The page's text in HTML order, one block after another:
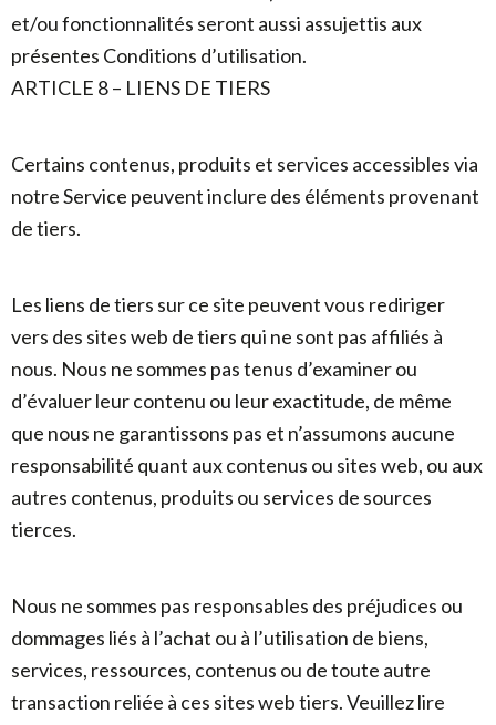
et/ou fonctionnalités seront aussi assujettis aux
présentes Conditions d’utilisation.
ARTICLE 8 – LIENS DE TIERS
Certains contenus, produits et services accessibles via
notre Service peuvent inclure des éléments provenant
de tiers.
Les liens de tiers sur ce site peuvent vous rediriger
vers des sites web de tiers qui ne sont pas affiliés à
nous. Nous ne sommes pas tenus d’examiner ou
d’évaluer leur contenu ou leur exactitude, de même
que nous ne garantissons pas et n’assumons aucune
responsabilité quant aux contenus ou sites web, ou aux
autres contenus, produits ou services de sources
tierces.
Nous ne sommes pas responsables des préjudices ou
dommages liés à l’achat ou à l’utilisation de biens,
services, ressources, contenus ou de toute autre
transaction reliée à ces sites web tiers. Veuillez lire